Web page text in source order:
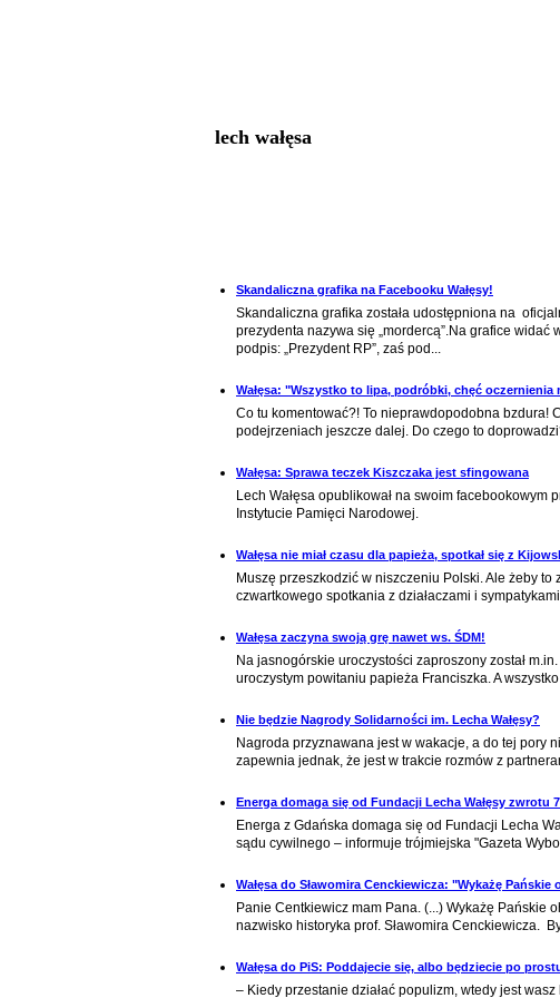
lech wałęsa
Skandaliczna grafika na Facebooku Wałęsy!
Skandaliczna grafika została udostępniona na
prezydenta nazywa się „mordercą”.Na grafice
podpis: „Prezydent RP”, zaś pod...
Wałęsa: "Wszystko to lipa, podróbki, chęć oczernienia
Co tu komentować?! To nieprawdopodobna bzdura!
podejrzeniach jeszcze dalej. Do czego to
Wałęsa: Sprawa teczek Kiszczaka jest sfingowana
Lech Wałęsa opublikował na swoim facebookowym
Instytucie Pamięci Narodowej.
Wałęsa nie miał czasu dla papieża, spotkał się z
Muszę przeszkodzić w niszczeniu Polski. Ale żeby
czwartkowego spotkania z działaczami i
Wałęsa zaczyna swoją grę nawet ws. ŚDM!
Na jasnogórskie uroczystości zaproszony został
uroczystym powitaniu papieża Franciszka. A
Nie będzie Nagrody Solidarności im. Lecha Wałęsy?
Nagroda przyznawana jest w wakacje, a do tej pory
zapewnia jednak, że jest w trakcie rozmów z
Energa domaga się od Fundacji Lecha Wałęsy zwrotu
Energa z Gdańska domaga się od Fundacji Lecha
sądu cywilnego – informuje trójmiejska "Gazeta
Wałęsa do Sławomira Cenckiewicza: "Wykażę Pańskie
Panie Centkiewicz mam Pana. (...) Wykażę Pańskie
nazwisko historyka prof. Sławomira Cenckiewicza.
Wałęsa do PiS: Poddajecie się, albo będziecie po
– Kiedy przestanie działać populizm, wtedy jest